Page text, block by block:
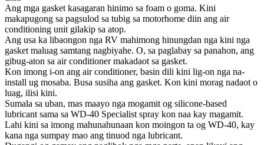
Ang mga gasket kasagaran hinimo sa foam o goma. Kini
makapugong sa pagsulod sa tubig sa motorhome diin ang air
conditioning unit gilakip sa atop.
Ang usa ka libaongon nga RV mahimong hinungdan nga kini nga
gasket maluag samtang nagbiyahe. O, sa paglabay sa panahon, ang
gibug-aton sa air conditioner makadaot sa gasket.
Kon imong i-on ang air conditioner, basin dili kini lig-on nga na-
install ug mosaba. Busa susiha ang gasket. Kon kini morag nadaot o
luag, ilisi kini.
Sumala sa uban, mas maayo nga mogamit og silicone-based
lubricant sama sa WD-40 Specialist spray kon naa kay magamit.
Lahi kini sa imong mahunahunaan kon moingon ta og WD-40, kay
kana nga sumpay mao ang tinuod nga lubricant.